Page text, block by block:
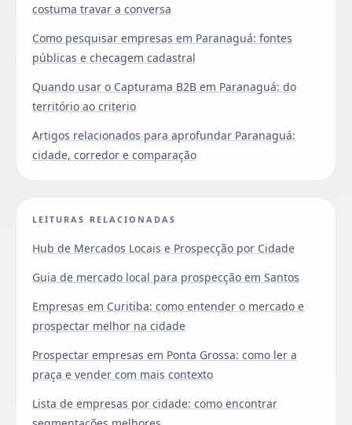
costuma travar a conversa
Como pesquisar empresas em Paranaguá: fontes
públicas e checagem cadastral
Quando usar o Capturama B2B em Paranaguá: do
território ao criterio
Artigos relacionados para aprofundar Paranaguá:
cidade, corredor e comparação
LEITURAS RELACIONADAS
Hub de Mercados Locais e Prospecção por Cidade
Guia de mercado local para prospecção em Santos
Empresas em Curitiba: como entender o mercado e
prospectar melhor na cidade
Prospectar empresas em Ponta Grossa: como ler a
praça e vender com mais contexto
Lista de empresas por cidade: como encontrar